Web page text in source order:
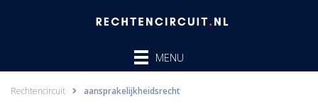
MENU
Rechtencircuit aansprakelijkheidsrecht